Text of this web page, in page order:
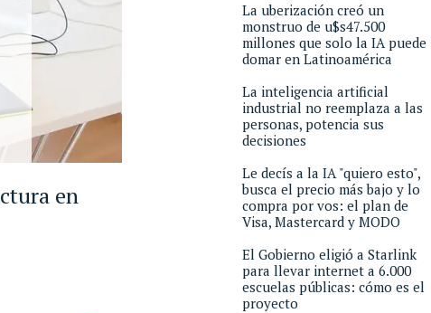
en
La uberización creó un
monstruo de u$s47.500
millones que solo la IA puede
domar en Latinoamérica
La inteligencia artificial
industrial no reemplaza a las
personas, potencia sus
decisiones
Le decís a la IA "quiero esto",
busca el precio más bajo y lo
compra por vos: el plan de
Visa, Mastercard y MODO
El Gobierno eligió a Starlink
para llevar internet a 6.000
escuelas públicas: cómo es el
proyecto